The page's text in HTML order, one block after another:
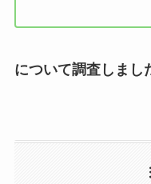
について調査しまし